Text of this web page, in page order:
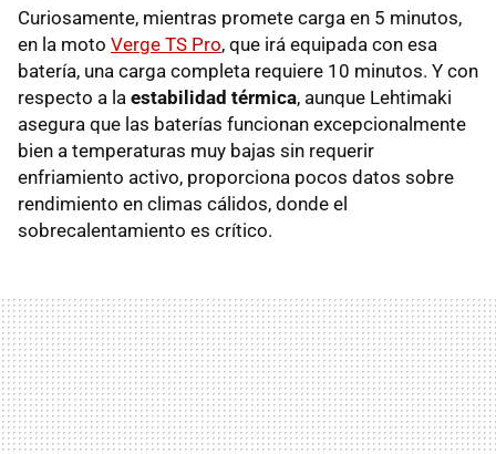
Curiosamente, mientras promete carga en 5 minutos,
en la moto Verge TS Pro, que irá equipada con esa
batería, una carga completa requiere 10 minutos. Y con
respecto a la estabilidad térmica, aunque Lehtimaki
asegura que las baterías funcionan excepcionalmente
bien a temperaturas muy bajas sin requerir
enfriamiento activo, proporciona pocos datos sobre
rendimiento en climas cálidos, donde el
sobrecalentamiento es crítico.